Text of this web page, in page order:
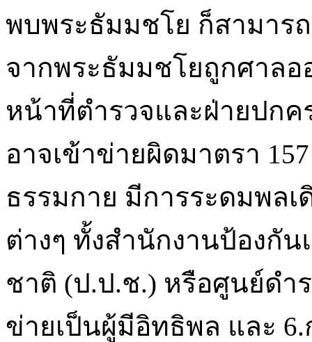
พบพระธัมมชโย ก็สามาร
จากพระธัมมชโยถูกศาลอ
หน้าที่ตำรวจและฝ่ายปก
อาจเข้าข่ายผิดมาตรา
ธรรมกาย มีการระดมพลเ
ต่างๆ ทั้งสำนักงานป้องกั
ชาติ (ป.ป.ช.) หรือศูนย์ดำ
ข่ายเป็นผู้มีอิทธิพล และ 6.